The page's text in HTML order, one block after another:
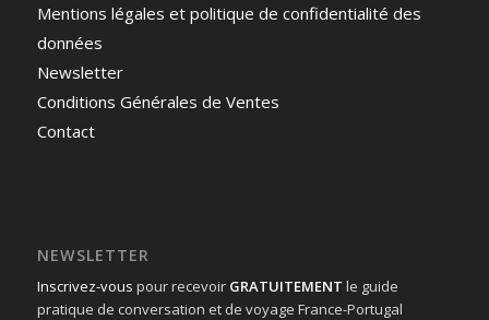
Mentions légales et politique de confidentialité des
données
Newsletter
Conditions Générales de Ventes
Contact
NEWSLETTER
Inscrivez-vous pour recevoir GRATUITEMENT le guide
pratique de conversation et de voyage France-Portugal